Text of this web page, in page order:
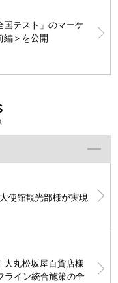
国テスト」のマーケ
編＞を公開
使館観光部様が実現
大丸松坂屋百貨店様
ライン統合施策の全